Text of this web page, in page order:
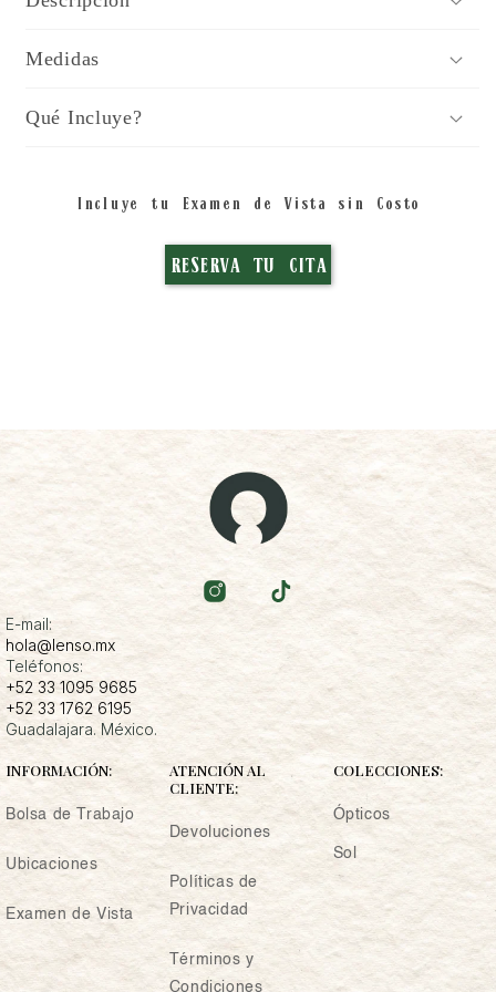
Medidas
Qué Incluye?
Incluye tu Examen de Vista sin Costo
RESERVA TU CITA
E-mail:
hola@lenso.mx
Teléfonos:
+52 33 1095 9685
+52 33 1762 6195
Guadalajara. México.
INFORMACIÓN:
Bolsa de Trabajo
Ubicaciones
Examen de Vista
ATENCIÓN AL
CLIENTE:
Devoluciones
Políticas de
Privacidad
Términos y
Condiciones
COLECCIONES:
Ópticos
Sol